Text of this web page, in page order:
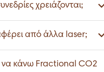
χρειάζονται;
από άλλα laser;
κάνω Fractional CO2